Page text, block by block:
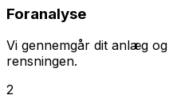
Foranalyse
Vi gennemgår dit anlæg
rensningen.
2